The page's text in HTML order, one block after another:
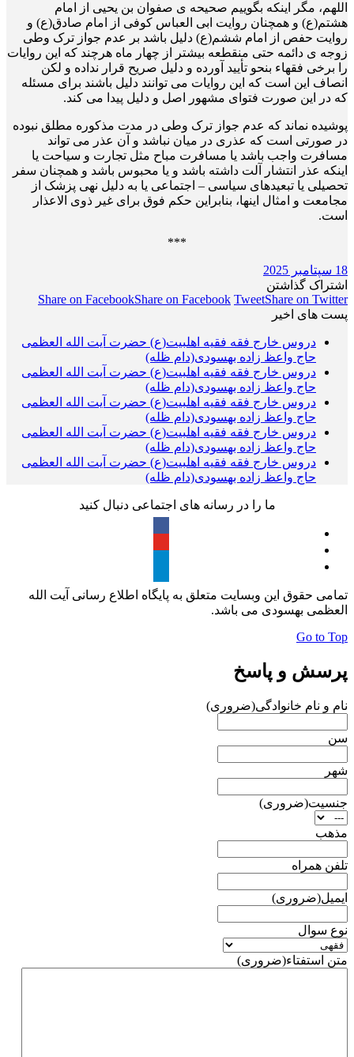
اللهم، مگر اینکه بگوییم صحیحه ی صفوان بن یحیی از امام
هشتم(ع) و همچنان روایت ابی العباس کوفی از امام صادق(ع) و
روایت حفص از امام ششم(ع) دلیل باشد بر عدم جواز ترک وطی
زوجه ی دائمه حتی منقطعه بیشتر از چهار ماه هرچند که این روایات
را برخی فقهاء بنحو تأیید آورده و دلیل صریح قرار نداده و لکن
انصاف این است که این روایات می توانند دلیل باشند برای مسئله
که در این صورت فتوای مشهور اصل و دلیل پیدا می کند.
پوشیده نماند که عدم جواز ترک وطی در مدت مذکوره مطلق نبوده
در صورتی است که عذری در میان نباشد و آن عذر می تواند
مسافرت واجب باشد یا مسافرت مباح مثل تجارت و سیاحت یا
اینکه عذر انتشار آلت داشته باشد و یا محبوس باشد و همچنان سفر
تحصیلی یا تبعیدهای سیاسی – اجتماعی یا به دلیل نهی پزشک از
مجامعت و امثال اینها، بنابراین حکم فوق برای غیر ذوی الاعذار
است.
***
18 سپتامبر 2025
اشتراک گذاشتن
Share on FacebookShare on Facebook TweetShare on Twitter
پست های اخیر
دروس خارج فقه فقیه اهلبیت(ع) حضرت آیت الله العظمی
حاج واعظ زاده بهسودی(دام ظله)
دروس خارج فقه فقیه اهلبیت(ع) حضرت آیت الله العظمی
حاج واعظ زاده بهسودی(دام ظله)
دروس خارج فقه فقیه اهلبیت(ع) حضرت آیت الله العظمی
حاج واعظ زاده بهسودی(دام ظله)
دروس خارج فقه فقیه اهلبیت(ع) حضرت آیت الله العظمی
حاج واعظ زاده بهسودی(دام ظله)
دروس خارج فقه فقیه اهلبیت(ع) حضرت آیت الله العظمی
حاج واعظ زاده بهسودی(دام ظله)
ما را در رسانه های اجتماعی دنبال کنید
تمامی حقوق این وبسایت متعلق به پایگاه اطلاع رسانی آیت الله
العظمی بهسودی می باشد.
Go to Top
پرسش و پاسخ
نام و نام خانوادگی(ضروری)
سن
شهر
جنسیت(ضروری)
مذهب
تلفن همراه
ایمیل(ضروری)
نوع سوال
متن استفتاء(ضروری)